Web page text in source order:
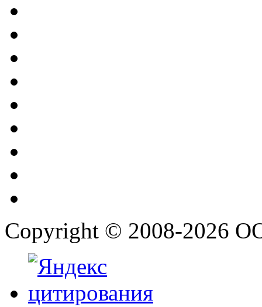
Copyright © 2008-2026